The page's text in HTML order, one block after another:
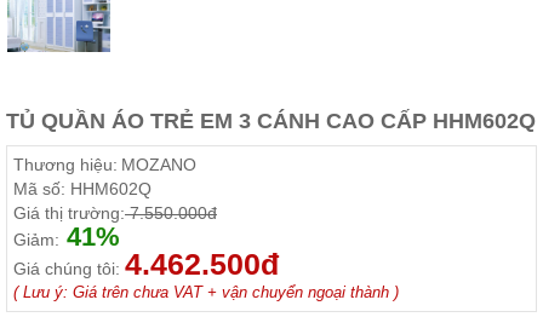
trà...
Nội
Phòng
Giường
áo, bàn
trang
điểm
Nội
Thất
TỦ QUẦN ÁO TRẺ EM 3 CÁNH CAO CẤP HHM602Q
Thương hiệu: MOZANO
Mã số: HHM602Q
Giá thị trường:7.550.000đ
Giảm: 41%
Giá chúng tôi: 4.462.500đ
( Lưu ý: Giá trên chưa VAT + vận chuyển ngoại thành )